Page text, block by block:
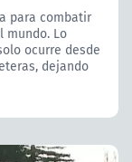
para combatir
mundo. Lo
ocurre desde
dejando